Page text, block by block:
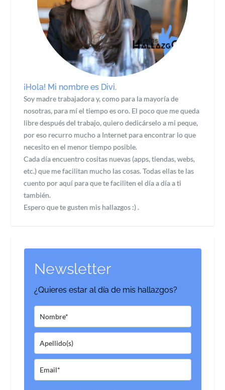
¡Hola! Mi nombre es Divi.
Soy madre trabajadora y, como para la mayoría de
nosotras, para mí el tiempo es oro. El poco que me queda
libre después del trabajo, quiero dedicárselo a mi peque,
por eso recurro mucho a Internet para encontrar lo que
necesito en el menor tiempo posible.
Cada día encuentro cositas nuevas (apps, tiendas, webs,
etc.) que me facilitan mucho las cosas. Todas ellas te las
cuento por aquí para que te faciliten el día a día a ti
también.
Espero que te gusten mis hallazgos :) .
Newsletter
¿Quieres estar al día de mis hallazgos?